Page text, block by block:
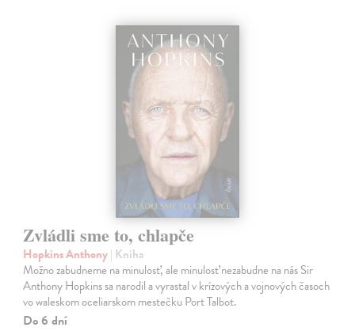
Zvládli sme to, chlapče
Hopkins Anthony| Kniha
Možno zabudneme na minulosť, ale minulosť nezabudne na nás Sir
Anthony Hopkins sa narodil a vyrastal v krízových a vojnových časoch
vo waleskom oceliarskom mestečku Port Talbot.
Do 6 dní